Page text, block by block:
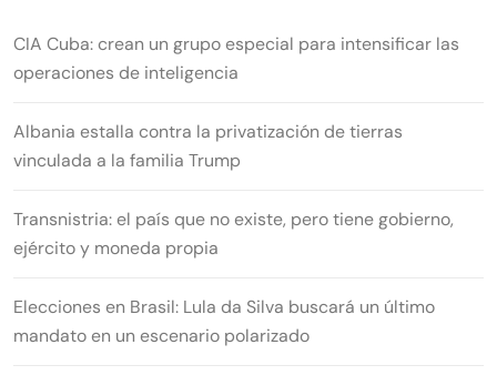
CIA Cuba: crean un grupo especial para intensificar las
operaciones de inteligencia
Albania estalla contra la privatización de tierras
vinculada a la familia Trump
Transnistria: el país que no existe, pero tiene gobierno,
ejército y moneda propia
Elecciones en Brasil: Lula da Silva buscará un último
mandato en un escenario polarizado